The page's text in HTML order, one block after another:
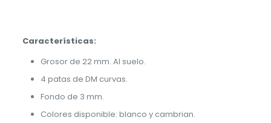
Características:
Grosor de 22 mm. Al suelo.
4 patas de DM curvas.
Fondo de 3 mm.
Colores disponible: blanco y cambrian.